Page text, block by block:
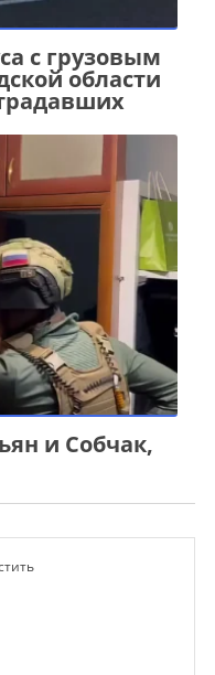
с грузовым
области
и Собчак,